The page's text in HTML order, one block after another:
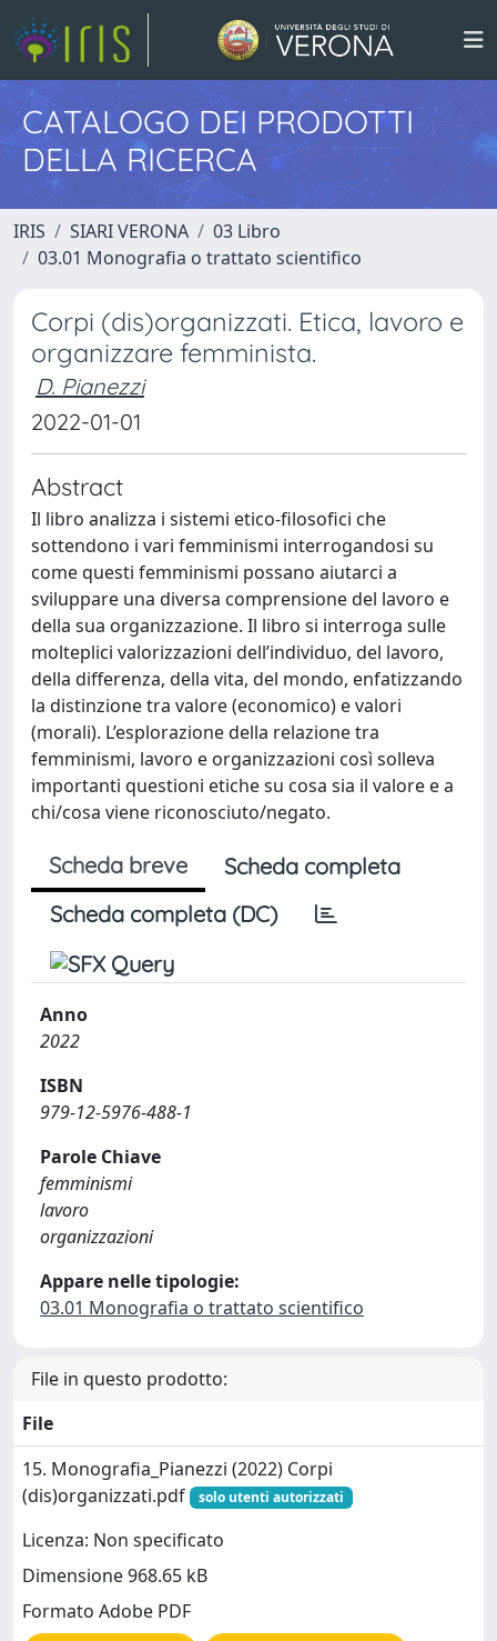
CATALOGO DEI PRODOTTI
DELLA RICERCA
IRIS SIARI VERONA
03 Libro
03.01 Monografia o trattato scientifico
Corpi (dis)organizzati. Etica, lavoro e
organizzare femminista.
D. Pianezzi
2022-01-01
Abstract
Il libro analizza i sistemi etico-filosofici che
sottendono i vari femminismi interrogandosi su
come questi femminismi possano aiutarci a
sviluppare una diversa comprensione del lavoro e
della sua organizzazione. Il libro si interroga sulle
molteplici valorizzazioni dell’individuo, del lavoro,
della differenza, della vita, del mondo, enfatizzando
la distinzione tra valore (economico) e valori
(morali). L’esplorazione della relazione tra
femminismi, lavoro e organizzazioni così solleva
importanti questioni etiche su cosa sia il valore e a
chi/cosa viene riconosciuto/negato.
Scheda breve
Scheda completa
Scheda completa (DC)
Anno
2022
ISBN
979-12-5976-488-1
Parole Chiave
femminismi
lavoro
organizzazioni
Appare nelle tipologie:
03.01 Monografia o trattato scientifico
File in questo prodotto:
File
15. Monografia_Pianezzi (2022) Corpi
(dis)organizzati.pdf
solo utenti autorizzati
Licenza: Non specificato
Dimensione 968.65 kB
Formato Adobe PDF